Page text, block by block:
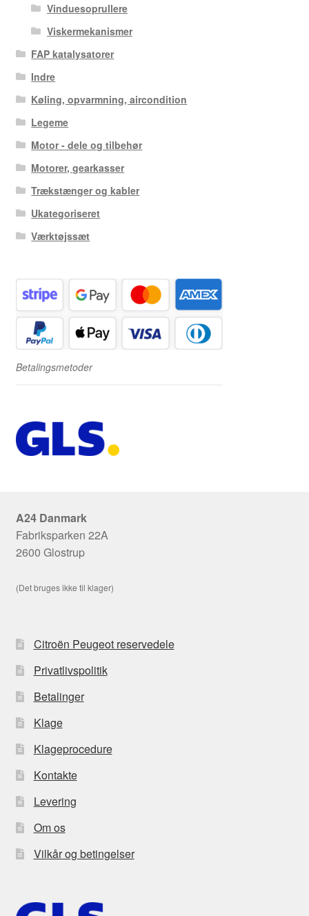
Vinduesoprullere
Viskermekanismer
FAP katalysatorer
Indre
Køling, opvarmning, aircondition
Legeme
Motor - dele og tilbehør
Motorer, gearkasser
Trækstænger og kabler
Ukategoriseret
Værktøjssæt
Betalingsmetoder
A24 Danmark
Fabriksparken 22A
2600 Glostrup
(Det bruges ikke til klager)
Citroën Peugeot reservedele
Privatlivspolitik
Betalinger
Klage
Klageprocedure
Kontakte
Levering
Om os
Vilkår og betingelser